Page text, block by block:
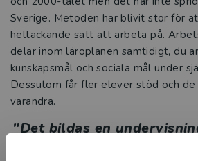
Sverige. Metoden har blivit stor för
heltäckande sätt att arbeta på.
delar inom läroplanen samtidigt, du
kunskapsmål och sociala mål under
Dessutom får fler elever stöd och
varandra.
"Det bildas en
en klass som arbetar